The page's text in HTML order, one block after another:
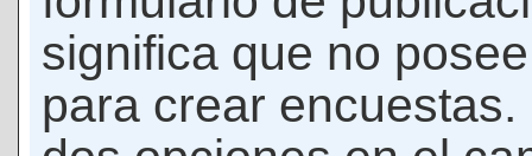
significa que no
para crear